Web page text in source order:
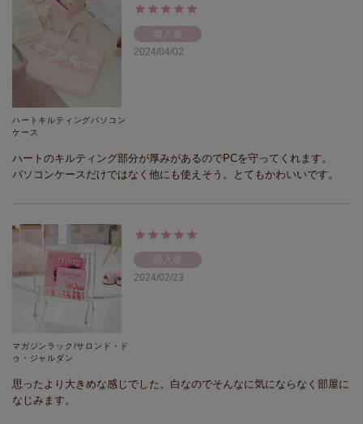
ハートキルティングパソコン
ケース
購入者
2024/04/02
ハートのキルティング部分が厚みがあるのでPCを守ってくれます。
パソコンケースだけではなく他にも使えそう。とてもかわいいです。
マガジンラック/サロンド・ド
ゥ・ジャルダン
購入者
2024/02/23
思ったより大きめな感じでした。白なのでそんなに気にならなく部屋に
なじみます。